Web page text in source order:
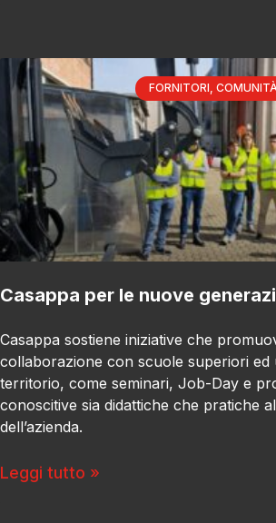
FORNITORI,
Casappa per le nuove
Casappa sostiene iniziative che
collaborazione con scuole superiori ed
territorio, come seminari, Job-Day e
conoscitive sia didattiche che pratiche
dell’azienda.
Leggi tutto »